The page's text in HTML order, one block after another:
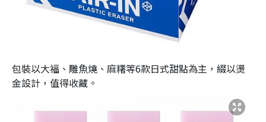
包裝以大福、雕魚燒、麻糬等6款日式甜點為主，綴以燙
金設計，值得收藏。